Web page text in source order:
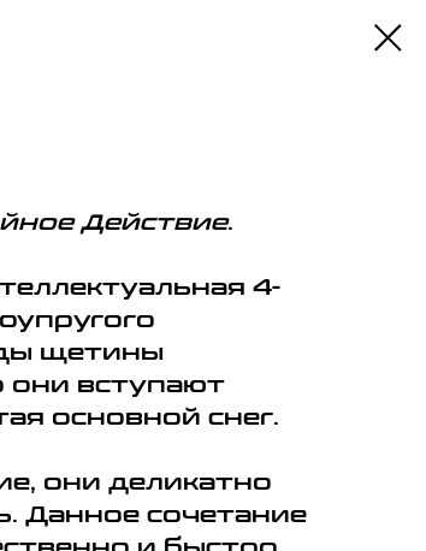
Действие.
4-
щетины
они вступают
основной снег.
они деликатно
Данное сочетание